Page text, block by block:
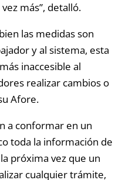
más”, detalló.
las medidas son
y al sistema, esta
inaccesible al
realizar cambios o
Afore.
a conformar en un
toda la información de
próxima vez que un
cualquier trámite,